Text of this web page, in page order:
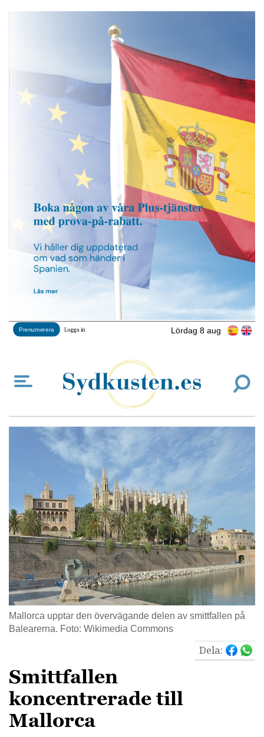
Lördag 8 aug
Prenumerera Logga in
Mallorca upptar den övervägande delen av smittfallen på
Balearerna. Foto: Wikimedia Commons
Dela:
Smittfallen
koncentrerade till
Mallorca